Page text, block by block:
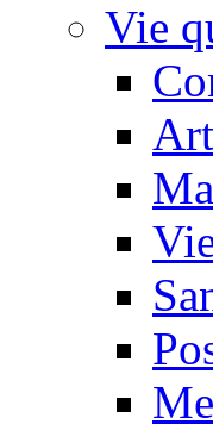
Vie